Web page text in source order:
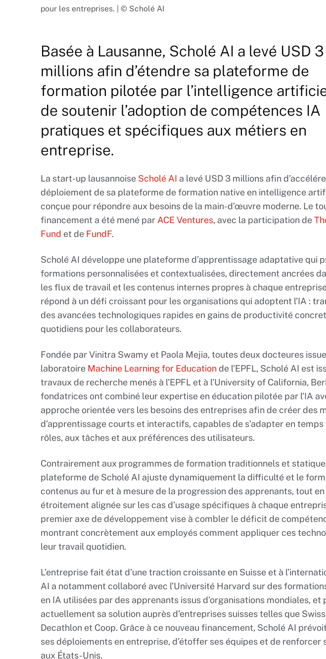
pour les entreprises. | © Scholé AI
Basée à Lausanne, Scholé AI a levé USD 3
millions afin d’étendre sa plateforme de
formation pilotée par l’intelligence
de soutenir l’adoption de compétences IA
pratiques et spécifiques aux métiers en
entreprise.
La start-up lausannoise Scholé AI a levé USD 3 millions afin
déploiement de sa plateforme de formation native en intelligence
conçue pour répondre aux besoins de la main-d’œuvre moderne. Le
financement a été mené par ACE Ventures, avec la participation de
Fund et de FundF.
Scholé AI développe une plateforme d’apprentissage adaptative qui
formations personnalisées et contextualisées, directement ancrées
les flux de travail et les contenus internes propres à chaque
répond à un défi croissant pour les organisations qui adoptent l’IA :
des avancées technologiques rapides en gains de productivité
quotidiens pour les collaborateurs.
Fondée par Vinitra Swamy et Paola Mejia, toutes deux docteures
laboratoire Machine Learning for Educationde l’EPFL, Scholé AI est
travaux de recherche menés à l’EPFL et à l’University of California,
fondatrices ont combiné leur expertise en éducation pilotée par l’IA
approche orientée vers les besoins des entreprises afin de créer des
d’apprentissage courts et interactifs, capables de s’adapter en temps
rôles, aux tâches et aux préférences des utilisateurs.
Contrairement aux programmes de formation traditionnels et
plateforme de Scholé AI ajuste dynamiquement la difficulté et le
contenus au fur et à mesure de la progression des apprenants, tout
étroitement alignée sur les cas d’usage spécifiques à chaque
premier axe de développement vise à combler le déficit de
montrant concrètement aux employés comment appliquer ces
leur travail quotidien.
L’entreprise fait état d’une traction croissante en Suisse et à
AI a notamment collaboré avec l’Université Harvard sur des
en IA utilisées par des apprenants issus d’organisations mondiales, et
actuellement sa solution auprès d’entreprises suisses telles que
Decathlon et Coop. Grâce à ce nouveau financement, Scholé AI
ses déploiements en entreprise, d’étoffer ses équipes et de renforcer
aux États-Unis.